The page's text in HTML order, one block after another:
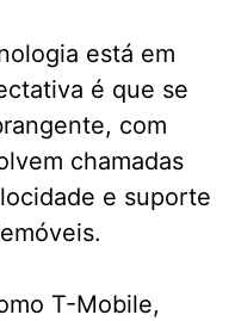
está em
é que se
com
chamadas
e suporte
T-Mobile,